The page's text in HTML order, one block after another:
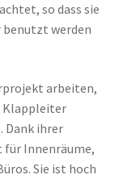
so dass sie
benutzt werden
arbeiten,
Klappleiter
Dank ihrer
für Innenräume,
Sie ist hoch